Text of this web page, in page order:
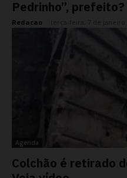
Pedrinho”,
Redacao
Agenda
Colchão é retirado